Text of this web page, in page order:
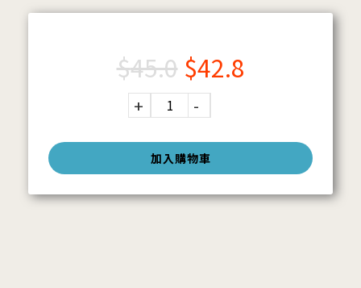
加入購物車
$45.0 $42.8